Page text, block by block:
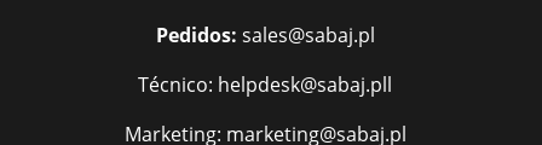
Pedidos: sales@sabaj.pl
Técnico: helpdesk@sabaj.pll
Marketing: marketing@sabaj.pl